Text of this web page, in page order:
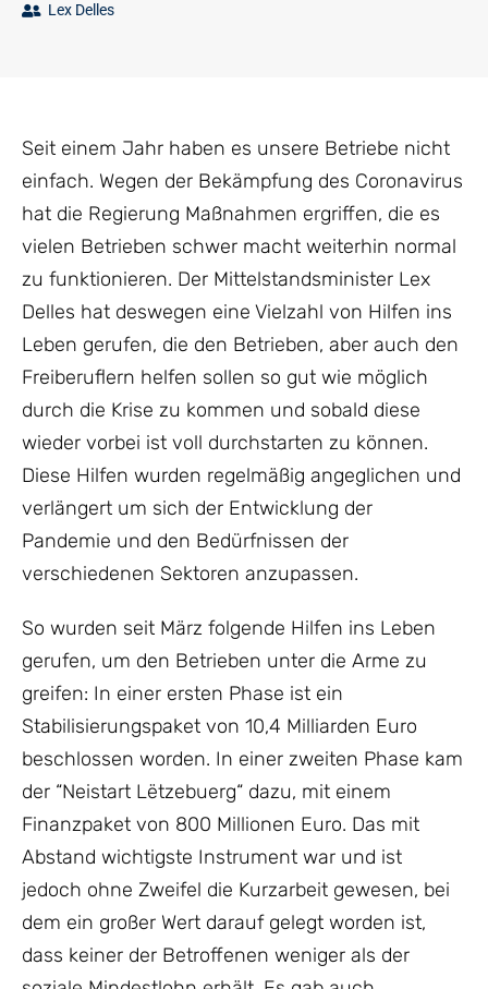
Lex Delles
Seit einem Jahr haben es unsere Betriebe nicht
einfach. Wegen der Bekämpfung des Coronavirus
hat die Regierung Maßnahmen ergriffen, die es
vielen Betrieben schwer macht weiterhin normal
zu funktionieren. Der Mittelstandsminister Lex
Delles hat deswegen eine Vielzahl von Hilfen ins
Leben gerufen, die den Betrieben, aber auch den
Freiberuflern helfen sollen so gut wie möglich
durch die Krise zu kommen und sobald diese
wieder vorbei ist voll durchstarten zu können.
Diese Hilfen wurden regelmäßig angeglichen und
verlängert um sich der Entwicklung der
Pandemie und den Bedürfnissen der
verschiedenen Sektoren anzupassen.
So wurden seit März folgende Hilfen ins Leben
gerufen, um den Betrieben unter die Arme zu
greifen: In einer ersten Phase ist ein
Stabilisierungspaket von 10,4 Milliarden Euro
beschlossen worden. In einer zweiten Phase kam
der “Neistart Lëtzebuerg“ dazu, mit einem
Finanzpaket von 800 Millionen Euro. Das mit
Abstand wichtigste Instrument war und ist
jedoch ohne Zweifel die Kurzarbeit gewesen, bei
dem ein großer Wert darauf gelegt worden ist,
dass keiner der Betroffenen weniger als der